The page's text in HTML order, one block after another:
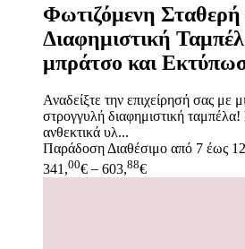
Φωτιζόμενη Σταθερή
Διαφημιστική
μπράτσο και
Αναδείξτε την επιχείρησή σας με
στρογγυλή διαφημιστική
ανθεκτικά υλ...
ΠαράδοσηΔιαθέσιμο από 7 έως
341,00€ – 603,88€